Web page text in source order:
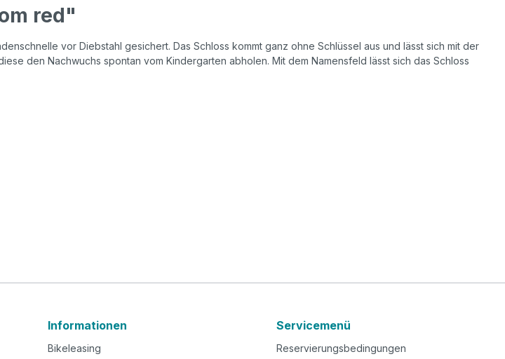
red"
vor Diebstahl gesichert. Das Schloss kommt ganz ohne Schlüssel aus und lässt sich mit der
den Nachwuchs spontan vom Kindergarten abholen. Mit dem Namensfeld lässt sich das Schloss
Informationen
Bikeleasing
Servicemenü
Reservierungsbedingungen